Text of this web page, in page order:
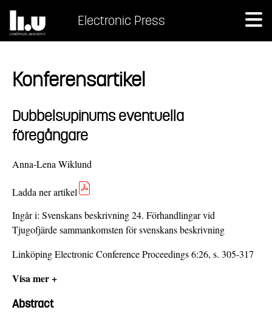
Electronic Press
Konferensartikel
Dubbelsupinums eventuella
föregångare
Anna-Lena Wiklund
Ladda ner artikel
Ingår i: Svenskans beskrivning 24. Förhandlingar vid
Tjugofjärde sammankomsten för svenskans beskrivning
Linköping Electronic Conference Proceedings 6:26, s. 305-317
Visa mer +
Abstract